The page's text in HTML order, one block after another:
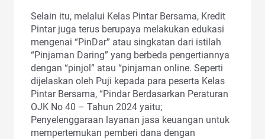
Selain itu, melalui Kelas Pintar Bersama, Kredit
Pintar juga terus berupaya melakukan edukasi
mengenai “PinDar” atau singkatan dari istilah
“Pinjaman Daring” yang berbeda pengertiannya
dengan “pinjol” atau “pinjaman online. Seperti
dijelaskan oleh Puji kepada para peserta Kelas
Pintar Bersama, “Pindar Berdasarkan Peraturan
OJK No 40 – Tahun 2024 yaitu;
Penyelenggaraan layanan jasa keuangan untuk
mempertemukan pemberi dana dengan